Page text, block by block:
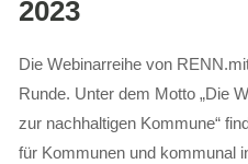
2023
Die Webinarreihe von
Runde. Unter dem Motto „Die
zur nachhaltigen Kommune“
für Kommunen und kommunal